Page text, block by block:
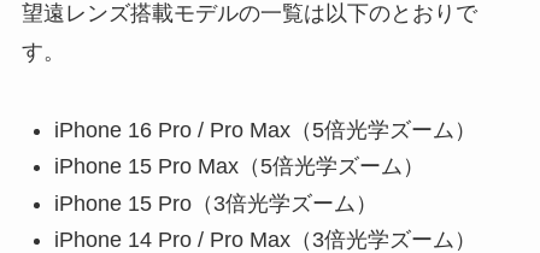
望遠レンズ搭載モデルの一覧は以下のとおりで
す。
iPhone 16 Pro / Pro Max（5倍光学ズーム）
iPhone 15 Pro Max（5倍光学ズーム）
iPhone 15 Pro（3倍光学ズーム）
iPhone 14 Pro / Pro Max（3倍光学ズーム）